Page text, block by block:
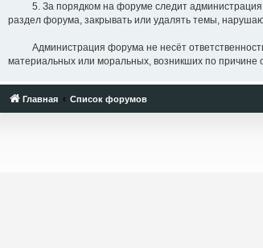
5. За порядком на форуме следит администрация
раздел форума, закрывать или удалять темы,
Администрация форума не несёт ответственности
материальных или моральных, возникших по причине
Главная Список форумов